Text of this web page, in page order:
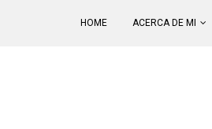
HOME ACERCA DE MI